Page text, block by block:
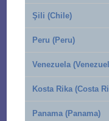
Şili (Chile)
Peru (Peru)
Venezuela
Kosta Rika (Costa
Panama (Panama)